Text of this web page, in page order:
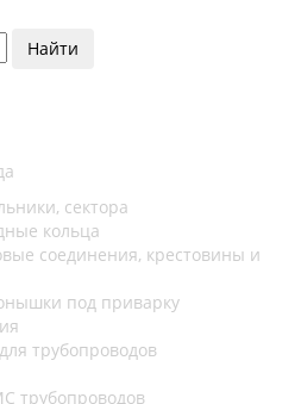
Найти
сектора
кольца
соединения, крестовины и
под приварку
трубопроводов
трубопроводов